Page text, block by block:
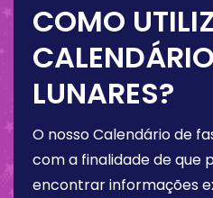
COMO
LUNARES?
O nosso Calendário de
com a finalidade de que
encontrar informações